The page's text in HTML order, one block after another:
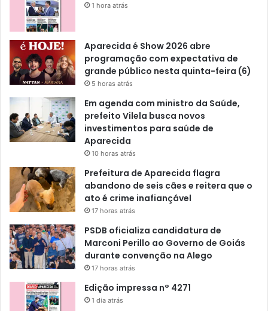
1 hora atrás
Aparecida é Show 2026 abre
programação com expectativa de
grande público nesta quinta-feira (6)
5 horas atrás
Em agenda com ministro da Saúde,
prefeito Vilela busca novos
investimentos para saúde de
Aparecida
10 horas atrás
Prefeitura de Aparecida flagra
abandono de seis cães e reitera que o
ato é crime inafiançável
17 horas atrás
PSDB oficializa candidatura de
Marconi Perillo ao Governo de Goiás
durante convenção na Alego
17 horas atrás
Edição impressa n° 4271
1 dia atrás